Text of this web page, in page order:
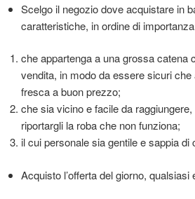
Scelgo il negozio dove acquistare in
caratteristiche, in ordine di
che appartenga a una grossa catena
vendita, in modo da essere sicuri
fresca a buon prezzo;
che sia vicino e facile da
riportargli la roba che non funziona;
il cui personale sia gentile e sappia di
Acquisto l’offerta del giorno, qualsiasi